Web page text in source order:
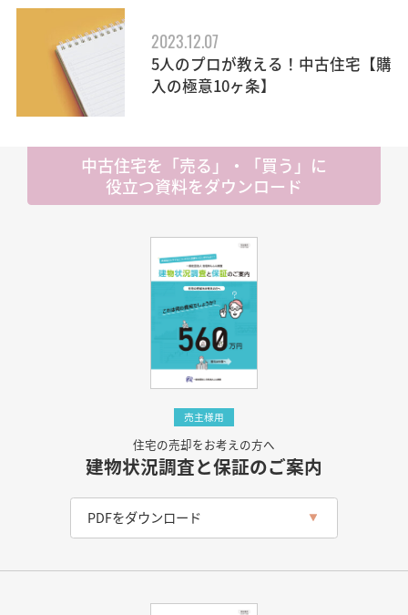
2023.12.07
5人のプロが教える！中古住宅【購
入の極意10ヶ条】
中古住宅を「売る」・「買う」に
役立つ資料をダウンロード
売主様用
住宅の売却をお考えの方へ
建物状況調査と保証のご案内
PDFをダウンロード